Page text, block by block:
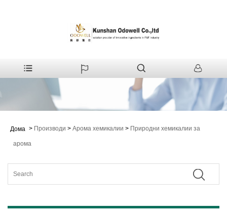
Дома > Производи > Арома хемикалии > Природни хемикалии за
арома